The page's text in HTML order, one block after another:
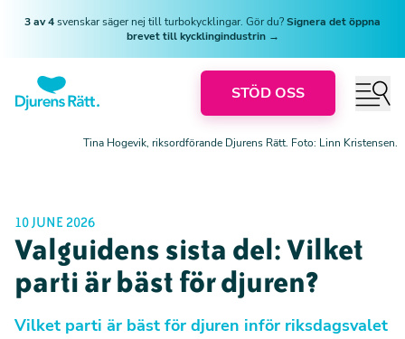
3 av 4svenskar säger nej till turbokycklingar. Gör du?Signera det öppna
brevet till kycklingindustrin →
STÖD OSS
Tina Hogevik, riksordförande Djurens Rätt. Foto: Linn Kristensen.
10 JUNE 2026
Valguidens sista del: Vilket
parti är bäst för djuren?
Vilket parti är bäst för djuren inför riksdagsvalet